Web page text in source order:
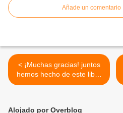
Añade un comentario
< ¡Muchas gracias! juntos
hemos hecho de este libro
el más vendido y regalado
Alojado por Overblog